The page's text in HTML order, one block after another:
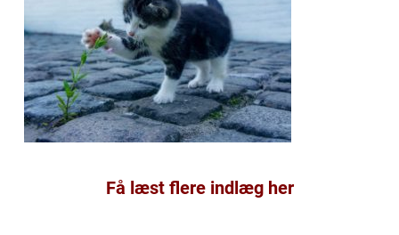
Få læst flere indlæg her